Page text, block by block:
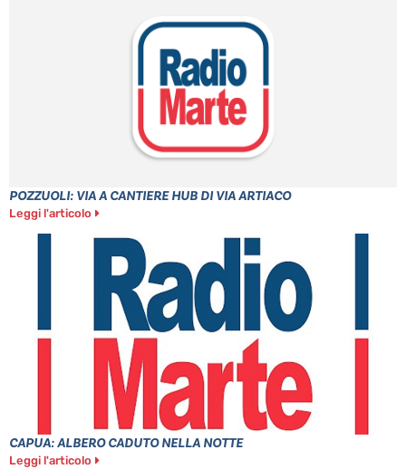
POZZUOLI: VIA A CANTIERE HUB DI VIA ARTIACO
Leggi l'articolo
CAPUA: ALBERO CADUTO NELLA NOTTE
Leggi l'articolo